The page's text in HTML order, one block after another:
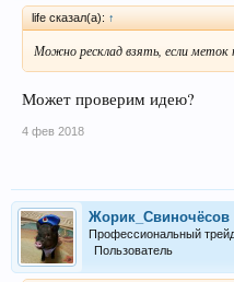
life сказал(а): ↑
Можно ресклад взять, если
Может проверим идею?
4 фев 2018
Жорик_Свиночёсов
Профессиональный
Пользователь